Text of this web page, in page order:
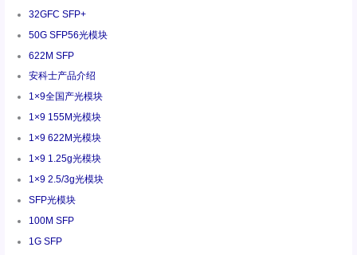
32GFC SFP+
50G SFP56光模块
622M SFP
安科士产品介绍
1×9全国产光模块
1×9 155M光模块
1×9 622M光模块
1×9 1.25g光模块
1×9 2.5/3g光模块
SFP光模块
100M SFP
1G SFP